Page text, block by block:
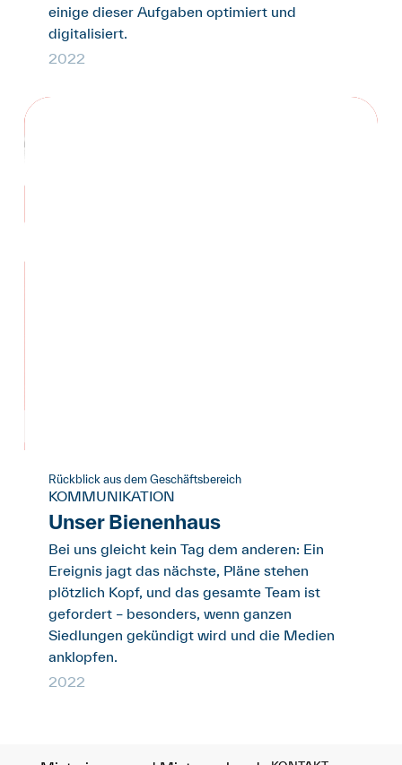
einige dieser Aufgaben optimiert und
digitalisiert.
2022
Rückblick aus dem Geschäftsbereich
KOMMUNIKATION
Unser Bienenhaus
Bei uns gleicht kein Tag dem anderen: Ein
Ereignis jagt das nächste, Pläne stehen
plötzlich Kopf, und das gesamte Team ist
gefordert – besonders, wenn ganzen
Siedlungen gekündigt wird und die Medien
anklopfen.
2022